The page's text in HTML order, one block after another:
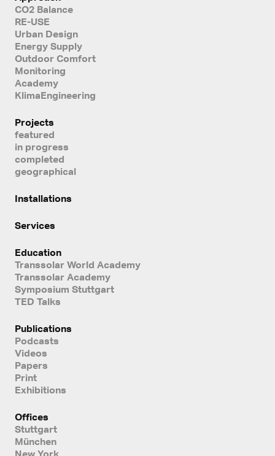
CO2 Balance
RE-USE
Urban Design
Energy Supply
Outdoor Comfort
Monitoring
Academy
KlimaEngineering
Projects
featured
in progress
completed
geographical
Installations
Services
Education
Transsolar World Academy
Transsolar Academy
Symposium Stuttgart
TED Talks
Publications
Podcasts
Videos
Papers
Print
Exhibitions
Offices
Stuttgart
München
New York